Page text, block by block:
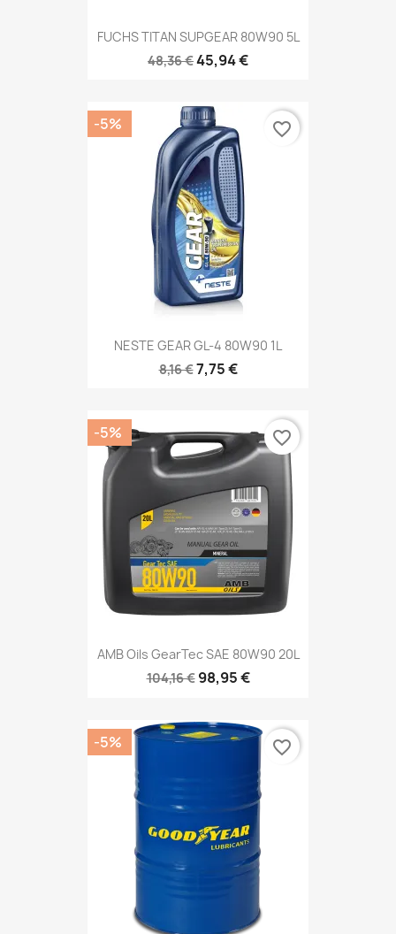
FUCHS TITAN SUPGEAR 80W90 5L
48,36 €45,94 €
NESTE GEAR GL-4 80W90 1L
8,16 €7,75 €
-5% favorite_border
AMB Oils GearTec SAE 80W90 20L
104,16 € 98,95 €
-5% favorite_border
-5% favorite_border